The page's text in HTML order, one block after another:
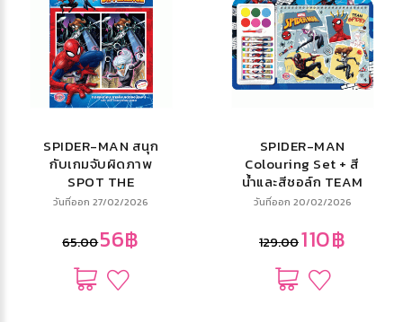
SPIDER-MAN สนุก
กับเกมจับผิดภาพ
SPOT THE
DIFFERENCE
วันที่ออก 27/02/2026
65.0056฿
SPIDER-MAN
Colouring Set + สี
น้ำและสีชอล์ก TEAM
SPIDEY
วันที่ออก 20/02/2026
129.00110฿